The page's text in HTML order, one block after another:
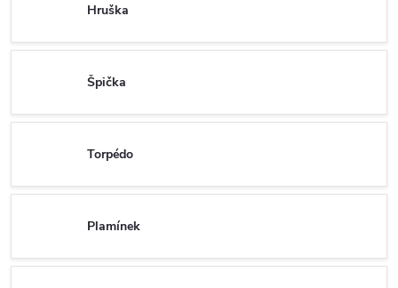
Hruška
Špička
Torpédo
Plamínek